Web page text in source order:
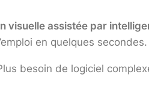
visuelle assistée par
en quelques secondes.
besoin de logiciel